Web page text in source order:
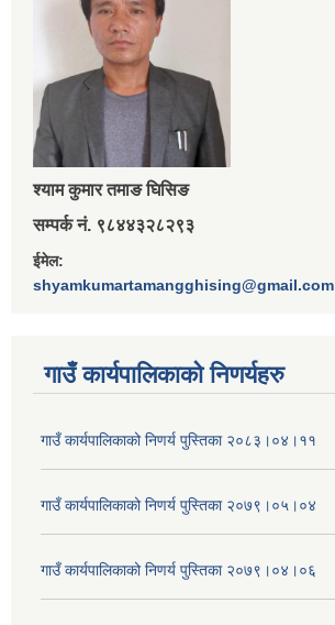
श्‍याम कुमार तमाङ घिसिङ
सम्पर्क नं. ९८४४३२८२९३
ईमेल:
shyamkumartamangghising@gmail.com
गाउँ कार्यपालिकाकाे निणर्यहरु
गाउँ कार्यपालिकाको निणर्य पुस्तिका २०८३।०४।११
गाउँ कार्यपालिकाको निणर्य पुस्तिका २०७९।०५।०४
गाउँ कार्यपालिकाको निणर्य पुस्तिका २०७९।०४।०६